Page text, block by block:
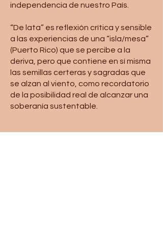
independencia de nuestro País.
“De lata” es reflexión crítica y sensible
a las experiencias de una “isla/mesa”
(Puerto Rico) que se percibe a la
deriva, pero que contiene en sí misma
las semillas certeras y sagradas que
se alzan al viento, como recordatorio
de la posibilidad real de alcanzar una
soberanía sustentable.